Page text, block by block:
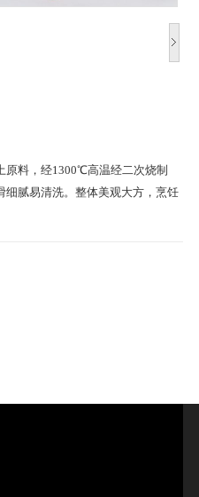
原料，经1300℃高温经二次烧制
细腻易清洗。整体美观大方，烹饪